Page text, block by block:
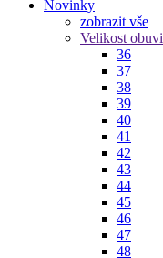
Novinky
zobrazit vše
Velikost obuvi
36
37
38
39
40
41
42
43
44
45
46
47
48